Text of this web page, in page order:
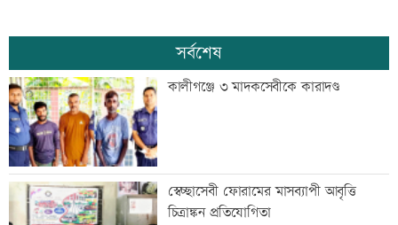
সর্বশেষ
কালীগঞ্জে ৩ মাদকসেবীকে কারাদণ্ড
স্বেচ্ছাসেবী ফোরামের মাসব্যাপী আবৃত্তি
চিত্রাঙ্কন প্রতিযোগিতা